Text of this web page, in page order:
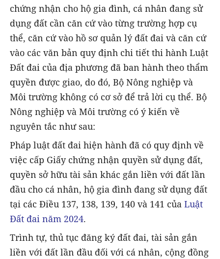
chứng nhận cho hộ gia đình, cá nhân đang sử
dụng đất cần căn cứ vào từng trường hợp cụ
thể, căn cứ vào hồ sơ quản lý đất đai và căn cứ
vào các văn bản quy định chi tiết thi hành Luật
Đất đai của địa phương đã ban hành theo thẩm
quyền được giao, do đó, Bộ Nông nghiệp và
Môi trường không có cơ sở để trả lời cụ thể. Bộ
Nông nghiệp và Môi trường có ý kiến về
nguyên tắc như sau:
Pháp luật đất đai hiện hành đã có quy định về
việc cấp Giấy chứng nhận quyền sử dụng đất,
quyền sở hữu tài sản khác gắn liền với đất lần
đầu cho cá nhân, hộ gia đình đang sử dụng đất
tại các Điều 137, 138, 139, 140 và 141 của Luật
Đất đai năm 2024.
Trình tự, thủ tục đăng ký đất đai, tài sản gắn
liền với đất lần đầu đối với cá nhân, cộng đồng